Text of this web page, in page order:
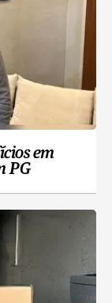
em
PG